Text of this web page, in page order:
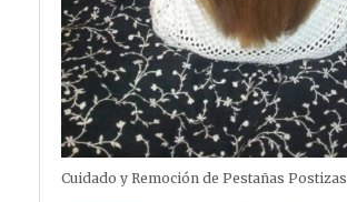
Cuidado y Remoción de Pestañas Postizas